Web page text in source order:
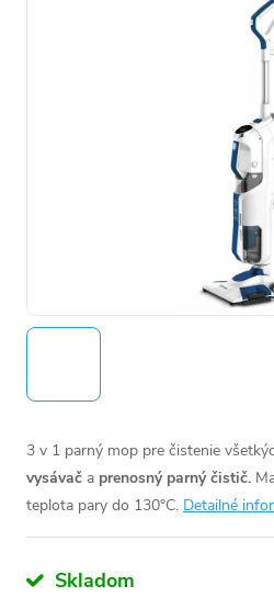
3 v 1 parný mop pre čistenie
vysávač a prenosný parný čistič.
teplota pary do 130°C. Detailné
Skladom